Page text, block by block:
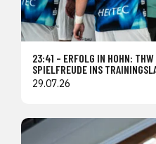
23:41 – ERFOLG IN HOHN:
SPIELFREUDE INS
29.07.26